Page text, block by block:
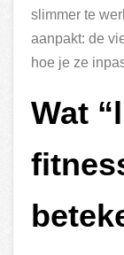
slimmer te
aanpakt: de
hoe je ze
Wat